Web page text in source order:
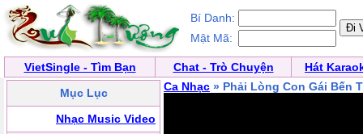
Bí Danh:
Mật Mã:
VietSingle - Tìm Bạn Chat - Trò Chuyện
Hát
Mục Lục
Nhạc Music Video
Ca Nhạc » Phải Lòng Con Gái Bến